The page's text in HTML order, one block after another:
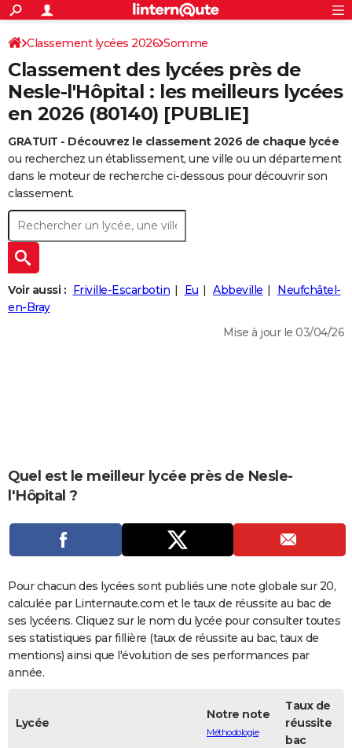
ACTUALITÉS
Politique
Société
Faits Divers
Education
Monde
Villes
+
SPORT
Coupe du monde 2026
Football
Tennis
Cyclisme
Rugby
Forum
CULTURE
Programme TV
TNT
Streaming
Cinéma
Sorties cinéma
Musique
+
FINANCE
Retraite
Impôts
Epargne
Immobilier
Risques naturels par ville
Banque
Assurance
Crédit
AUTO
Essais
Réserver un essai
Citadines
Berlines
SUV
Forum auto
+
HIGH-TECH
BRICOLAGE
Forum
Aménagement intérieur
Extérieur
Cuisine
Salle de bains
Jardinage
Rangement
+WEEK-END
Guides de France
Escapades
Patrimoine
Expositions
Musées
Week-end nature
+
LIFESTYLE
Art de vivre
Bien-être
Loisirs
Mode
Modes de vie
+SANTE
Carte de Noël
Carte Bonne année
Carte Saint-Valentin
Carte Pâques
Carte d'anniversaire
DICTIONNAIRE
Dictionnaire
Biographies
Citations
Expressions
Proverbes
PROGRAMME TV
S'inscrire
Se connecter
Lycées
Collèges
Primaires
Universités
Entreprises
Service militaire
Avis de recherche
AVIS DE DÉCÈS
FORUM
Bricolage
Lifestyle
Culture
Sport
Auto
Television
Voyage
Cinema
S'inscrire
Connexion
Classement lycées 2026 Somme
Classement des lycées près de
Nesle-l'Hôpital : les meilleurs lycées
en 2026 (80140) [PUBLIE]
GRATUIT - Découvrez le classement 2026 de chaque lycée
ou recherchez un établissement, une ville ou un département
dans le moteur de recherche ci-dessous pour découvrir son
classement.
Voir aussi : Friville-Escarbotin Eu Abbeville
Neufchâtel-
en-Bray
Mise à jour le 03/04/26
Quel est le meilleur lycée près de Nesle-
l'Hôpital ?
Pour chacun des lycées sont publiés une note globale sur 20,
calculée par Linternaute.com et le taux de réussite au bac de
ses lycéens. Cliquez sur le nom du lycée pour consulter toutes
ses statistiques par fillière (taux de réussite au bac, taux de
mentions) ainsi que l'évolution de ses performances par
année.
Lycée
Notre note
Méthodologie
Taux de
réussite
bac